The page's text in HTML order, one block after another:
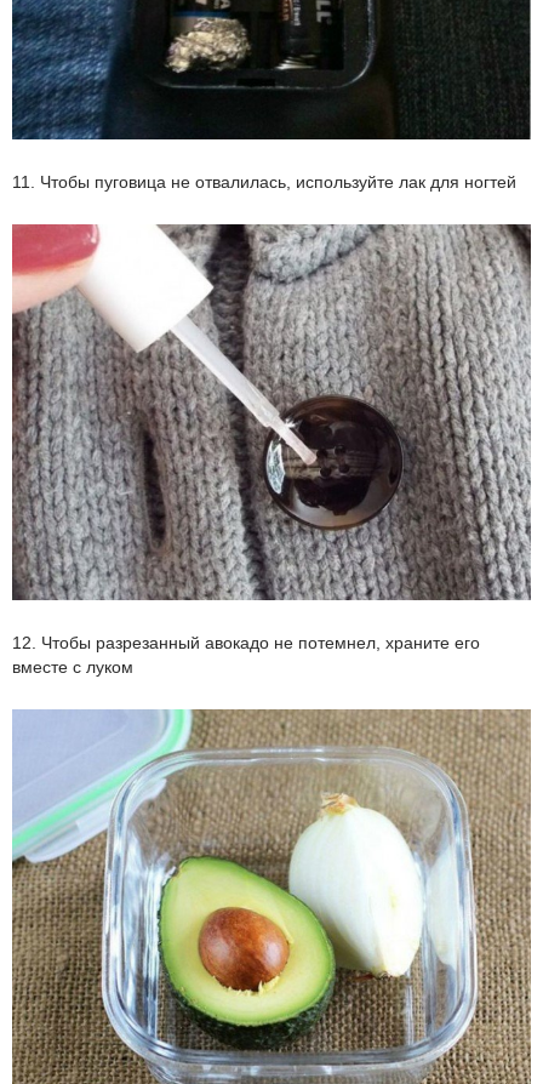
11. Чтобы пуговица не отвалилась, используйте лак для ногтей
12. Чтобы разрезанный авокадо не потемнел, храните его
вместе с луком